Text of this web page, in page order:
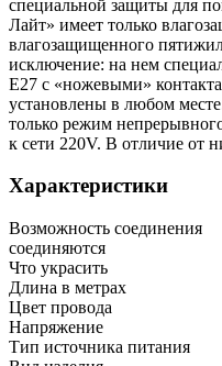
специальной защиты для
Лайт» имеет только
влагозащищенного
исключение: на нем
E27 с «ножевыми»
установлены в любом
только режим
к сети 220V. В отличие от
Характеристики
Возможность соединения
соединяются
Что украсить
Длина в метрах
Цвет провода
Напряжение
Тип источника питания